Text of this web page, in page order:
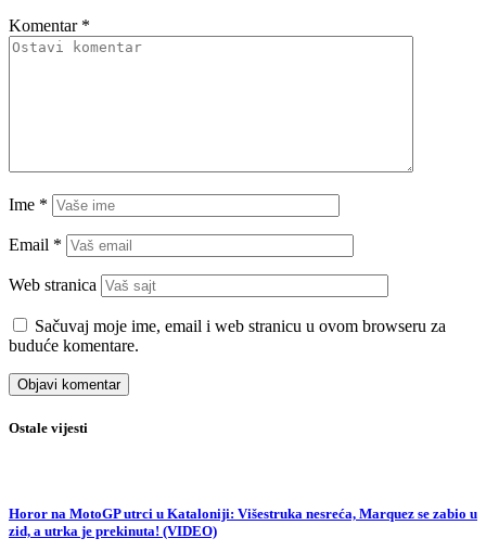
Komentar *
Ime *
Email *
Web stranica
Sačuvaj moje ime, email i web stranicu u ovom browseru za
buduće komentare.
Ostale vijesti
Horor na MotoGP utrci u Kataloniji: Višestruka nesreća, Marquez se zabio u
zid, a utrka je prekinuta! (VIDEO)